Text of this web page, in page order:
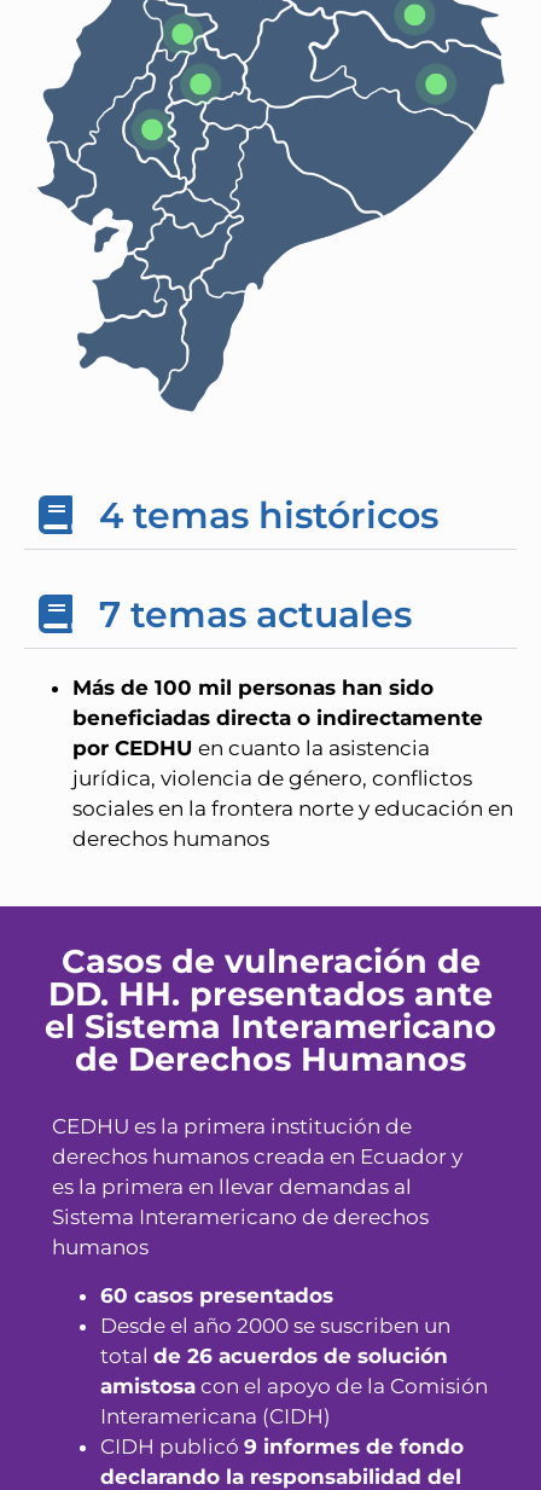
4 temas históricos
7 temas actuales
Más de 100 mil personas han sido
beneficiadas directa o indirectamente
por CEDHU en cuanto la asistencia
jurídica, violencia de género, conflictos
sociales en la frontera norte y educación en
derechos humanos
Casos de vulneración de
DD. HH. presentados ante
el Sistema Interamericano
de Derechos Humanos
CEDHU es la primera institución de
derechos humanos creada en Ecuador y
es la primera en llevar demandas al
Sistema Interamericano de derechos
humanos
60 casos presentados
Desde el año 2000 se suscriben un
totalde 26 acuerdos de solución
amistosa con el apoyo de la Comisión
Interamericana (CIDH)
CIDH publicó9 informes de fondo
declarando la responsabilidad del